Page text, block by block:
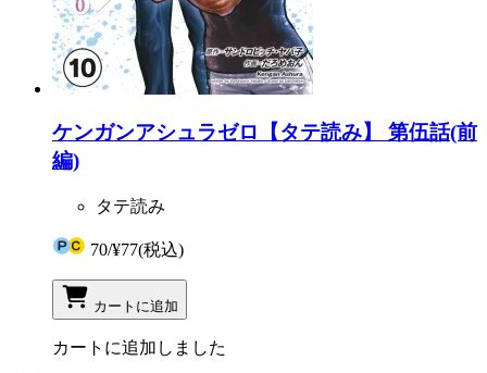
ケンガンアシュラゼロ【タテ読み】 第伍話(前
編)
タテ読み
70/¥77(税込)
カートに追加
カートに追加しました